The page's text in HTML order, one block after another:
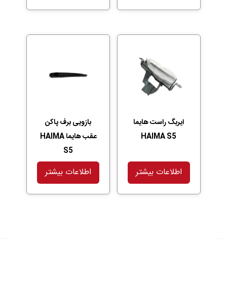
ایربگ راست هایما
HAIMA S5
اطلاعات بیشتر
بازویی برف پاکن
عقب هایما HAIMA
S5
اطلاعات بیشتر